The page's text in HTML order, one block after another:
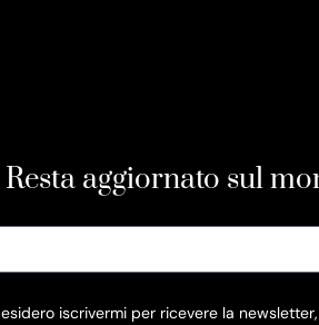
Resta aggiornato sul
iscrivermi per ricevere la